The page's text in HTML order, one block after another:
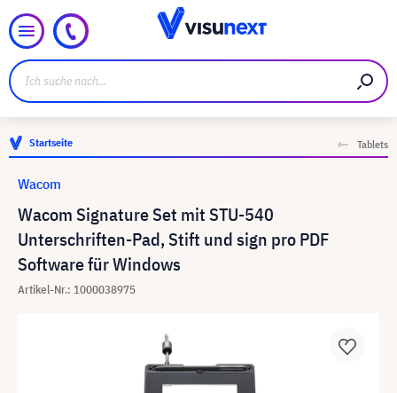
Startseite Tablets
Wacom Signature Set mit STU-540
Unterschriften-Pad, Stift und sign pro PDF
Software für Windows
Artikel-Nr.: 1000038975
Wacom